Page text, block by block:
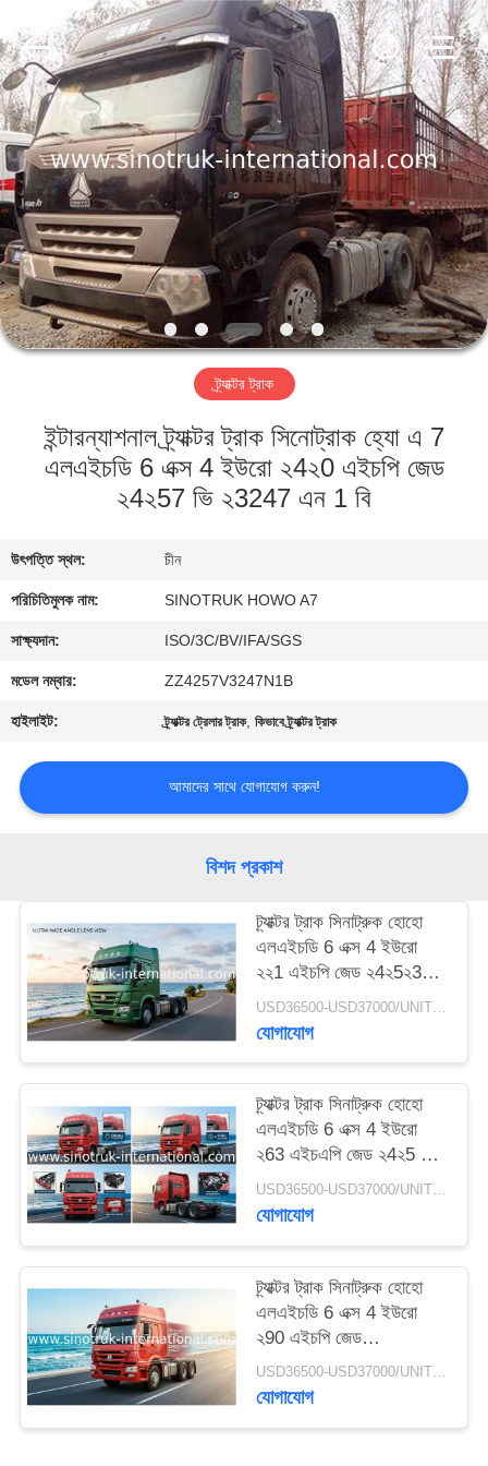
বাড়ি
পণ্য
আমাদের
সম্বন্ধে
কারখানা
গুণমান
আমাদের
সাথে
যোগাযোগ
একটি
উদ্ধৃতি
অনুরোধ
সাইট
ম্যাপ
গোপনীয়তা
নীতি
INTERNATIONAL
CO.,
LTD..
All
Rights
Reserved.
ট্র্যাক্টর ট্রাক
ইন্টারন্যাশনাল ট্র্যাক্টর ট্রাক সিনোট্রাক হ্যো এ 7
এলএইচডি 6 এক্স 4 ইউরো ২4২0 এইচপি জেড
২4২57 ভি ২3247 এন 1 বি
উৎপত্তি স্থল: চীন
পরিচিতিমুলক নাম: SINOTRUK HOWO A7
সাক্ষ্যদান: ISO/3C/BV/IFA/SGS
মডেল নম্বার: ZZ4257V3247N1B
হাইলাইট: ট্র্যাক্টর ট্রেলার ট্রাক,কিভাবে ট্র্যাক্টর ট্রাক
আমাদের সাথে যোগাযোগ করুন!
বিশদ প্রকাশ
ট্র্যাক্টর ট্রাক সিনাট্রুক হোহো
এলএইচডি 6 এক্স 4 ইউরো
২২1 এইচপি জেড ২4২5২3২3
ওয়া
USD36500-USD37000/UNIT)negotiation MOQ:1 ইউনিট
যোগাযোগ
ট্র্যাক্টর ট্রাক সিনাট্রুক হোহো
এলএইচডি 6 এক্স 4 ইউরো
২63 এইচএপি জেড ২4২5 এন
7২41 ওয়া
USD36500-USD37000/UNIT)negotiation MOQ:1 ইউনিট
যোগাযোগ
ট্র্যাক্টর ট্রাক সিনাট্রুক হোহো
এলএইচডি 6 এক্স 4 ইউরো
২90 এইচপি জেড
২4২57২324২ ভি
USD36500-USD37000/UNIT)negotiation MOQ:1 ইউনিট
যোগাযোগ